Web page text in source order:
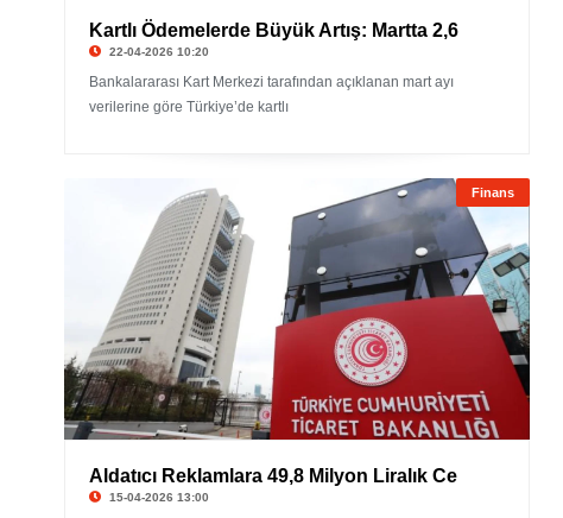
Kartlı Ödemelerde Büyük Artış: Martta 2,6
22-04-2026 10:20
Bankalararası Kart Merkezi tarafından açıklanan mart ayı
verilerine göre Türkiye’de kartlı
Finans
Aldatıcı Reklamlara 49,8 Milyon Liralık Ce
15-04-2026 13:00